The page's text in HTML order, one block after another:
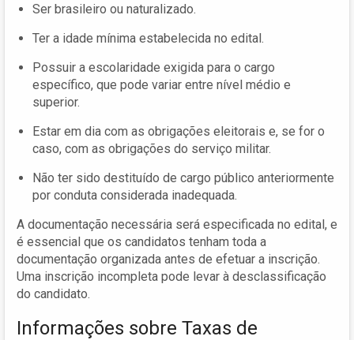
Ser brasileiro ou naturalizado.
Ter a idade mínima estabelecida no edital.
Possuir a escolaridade exigida para o cargo
específico, que pode variar entre nível médio e
superior.
Estar em dia com as obrigações eleitorais e, se for o
caso, com as obrigações do serviço militar.
Não ter sido destituído de cargo público anteriormente
por conduta considerada inadequada.
A documentação necessária será especificada no edital, e
é essencial que os candidatos tenham toda a
documentação organizada antes de efetuar a inscrição.
Uma inscrição incompleta pode levar à desclassificação
do candidato.
Informações sobre Taxas de